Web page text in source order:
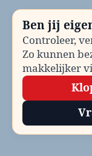
Ben jij
Controleer,
Zo kunnen
makkelijker